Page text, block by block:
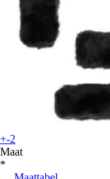
+-2
Maat
*